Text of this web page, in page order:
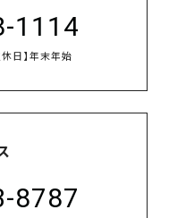
1114
休日】年末年始
8787